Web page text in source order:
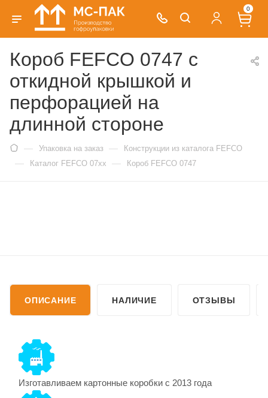
0
Короб FEFCO 0747 с
откидной крышкой и
перфорацией на
длинной стороне
— Упаковка на заказ — Конструкции из каталога FEFCO
— Каталог FEFCO 07xx — Короб FEFCO 0747
ОПИСАНИЕ НАЛИЧИЕ ОТЗЫВЫ
Изготавливаем картонные коробки с 2013 года